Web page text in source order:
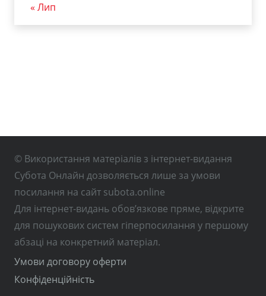
« Лип
© Використання матеріалів з інтернет-видання
Субота Онлайн дозволяється лише за умови
посилання на сайт subota.online
Для інтернет-видань обов’язкове пряме, відкрите
для пошукових систем гіперпосилання у першому
абзаці на конкретний матеріал.
Умови договору оферти
Конфіденційність